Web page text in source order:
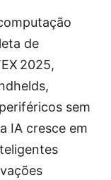
de
2025,
sem
IA cresce em